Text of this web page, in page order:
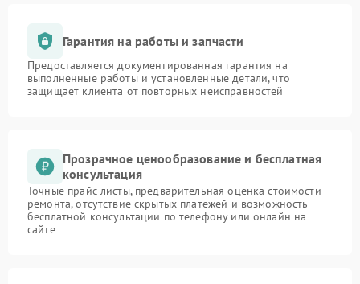
Гарантия на работы и запчасти
Предоставляется документированная гарантия на
выполненные работы и установленные детали, что
защищает клиента от повторных неисправностей
Прозрачное ценообразование и бесплатная
консультация
Точные прайс-листы, предварительная оценка стоимости
ремонта, отсутствие скрытых платежей и возможность
бесплатной консультации по телефону или онлайн на
сайте